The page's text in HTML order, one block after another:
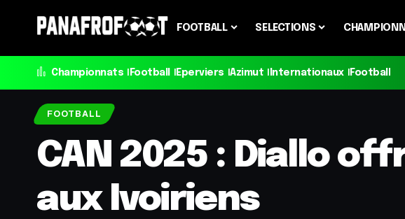
FOOTBALL SELECTIONS
Championnats Football Eperviers Azimut Internationaux Football
FOOTBALL
CAN 2025 : Diallo
aux Ivoiriens